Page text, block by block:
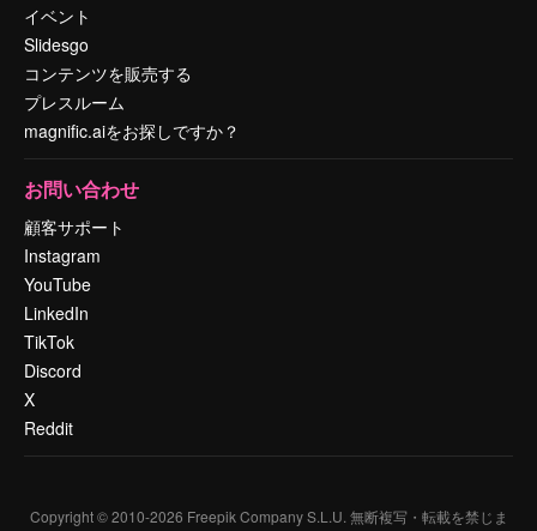
イベント
Slidesgo
コンテンツを販売する
プレスルーム
magnific.aiをお探しですか？
お問い合わせ
顧客サポート
Instagram
YouTube
LinkedIn
TikTok
Discord
X
Reddit
Copyright © 2010-2026 Freepik Company S.L.U. 無断複写・転載を禁じま